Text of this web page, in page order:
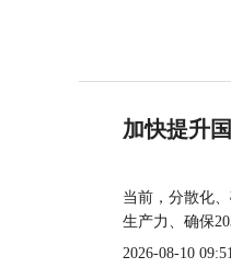
加快提升
当前，分散化
生产力、确保
2026-08-10 09:51